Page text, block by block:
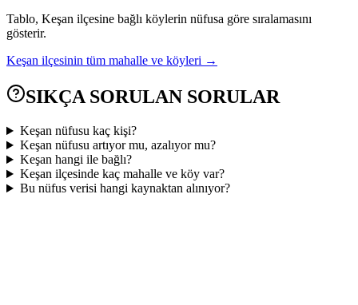
Tablo, Keşan ilçesine bağlı köylerin nüfusa göre sıralamasını
gösterir.
Keşan ilçesinin tüm mahalle ve köyleri →
SIKÇA SORULAN SORULAR
Keşan nüfusu kaç kişi?
Keşan nüfusu artıyor mu, azalıyor mu?
Keşan hangi ile bağlı?
Keşan ilçesinde kaç mahalle ve köy var?
Bu nüfus verisi hangi kaynaktan alınıyor?